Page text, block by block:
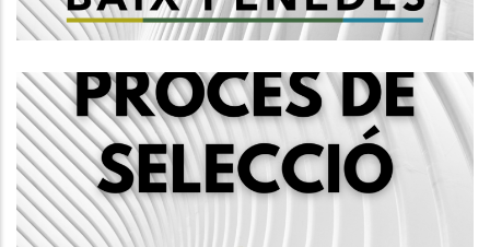
Convocatòria Per La Creació
Borsa De Treball
D'integradors/es Socials Del
Consell Comarcal Del Baix